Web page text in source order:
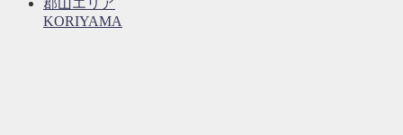
郡山エリア
KORIYAMA